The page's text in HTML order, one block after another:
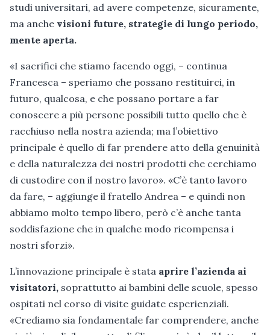
studi universitari, ad avere competenze, sicuramente,
ma anche visioni future, strategie di lungo periodo,
mente aperta.
«I sacrifici che stiamo facendo oggi, – continua
Francesca – speriamo che possano restituirci, in
futuro, qualcosa, e che possano portare a far
conoscere a più persone possibili tutto quello che è
racchiuso nella nostra azienda; ma l’obiettivo
principale è quello di far prendere atto della genuinità
e della naturalezza dei nostri prodotti che cerchiamo
di custodire con il nostro lavoro». «C’è tanto lavoro
da fare, – aggiunge il fratello Andrea – e quindi non
abbiamo molto tempo libero, però c’è anche tanta
soddisfazione che in qualche modo ricompensa i
nostri sforzi».
L’innovazione principale è stata aprire l’azienda ai
visitatori, soprattutto ai bambini delle scuole, spesso
ospitati nel corso di visite guidate esperienziali.
«Crediamo sia fondamentale far comprendere, anche